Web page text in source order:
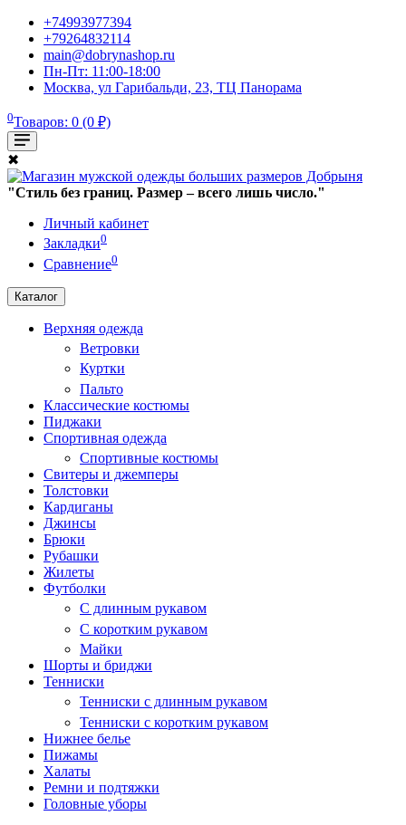
+74993977394
+79264832114
main@dobrynashop.ru
Пн-Пт: 11:00-18:00
Москва, ул Гарибальди, 23, ТЦ Панорама
0Товаров: 0 (0 ₽)
✖
"Стиль без границ. Размер – всего лишь число."
Личный кабинет
Закладки0
Сравнение0
Каталог
Верхняя одежда
Ветровки
Куртки
Пальто
Классические костюмы
Пиджаки
Спортивная одежда
Спортивные костюмы
Свитеры и джемперы
Толстовки
Кардиганы
Джинсы
Брюки
Рубашки
Жилеты
Футболки
С длинным рукавом
С коротким рукавом
Майки
Шорты и бриджи
Тенниски
Тенниски с длинным рукавом
Тенниски с коротким рукавом
Нижнее белье
Пижамы
Халаты
Ремни и подтяжки
Головные уборы